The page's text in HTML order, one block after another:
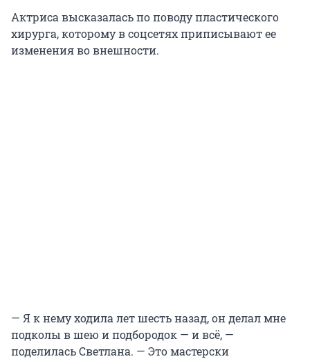
Актриса высказалась по поводу пластического
хирурга, которому в соцсетях приписывают ее
изменения во внешности.
— Я к нему ходила лет шесть назад, он делал мне
подколы в шею и подбородок — и всё, —
поделилась Светлана. — Это мастерски